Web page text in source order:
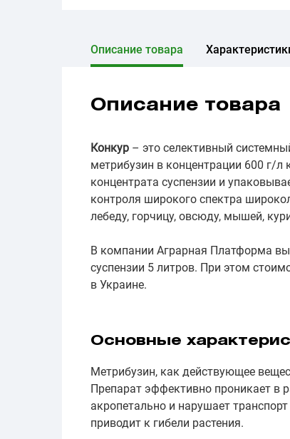
Описание товара
Описание товара
Конкур – это селективный
метрибузин в концентрации 600 г/
концентрата суспензии и
контроля широкого спектра
лебеду, горчицу, овсюду, мышей,
В компании Аграрная Платформа
суспензии 5 литров. При этом
в Украине.
Основные
Метрибузин, как действующее
Препарат эффективно проникает в
акропетально и нарушает
приводит к гибели растения.